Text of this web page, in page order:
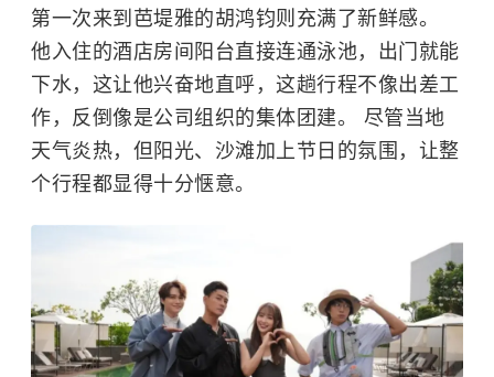
第一次来到芭堤雅的胡鸿钧则充满了新鲜感。
他入住的酒店房间阳台直接连通泳池，出门就能
下水，这让他兴奋地直呼，这趟行程不像出差工
作，反倒像是公司组织的集体团建。 尽管当地
天气炎热，但阳光、沙滩加上节日的氛围，让整
个行程都显得十分惬意。